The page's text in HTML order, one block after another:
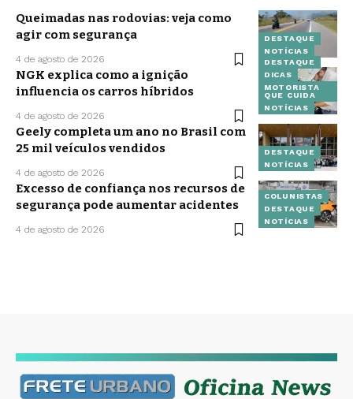
DESTAQUE
NOTÍCIAS
Queimadas nas rodovias: veja como
agir com segurança
4 de agosto de 2026
DESTAQUE
DICAS
MOTORISTA
QUE CUIDA
NOTÍCIAS
NGK explica como a ignição
influencia os carros híbridos
4 de agosto de 2026
DESTAQUE
NOTÍCIAS
Geely completa um ano no Brasil com
25 mil veículos vendidos
4 de agosto de 2026
COLUNISTAS
DESTAQUE
NOTÍCIAS
Excesso de confiança nos recursos de
segurança pode aumentar acidentes
4 de agosto de 2026